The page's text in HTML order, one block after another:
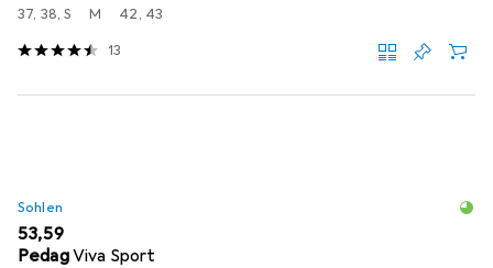
37, 38, S M 42, 43
13
Sohlen
EUR
53,59
PedagViva Sport